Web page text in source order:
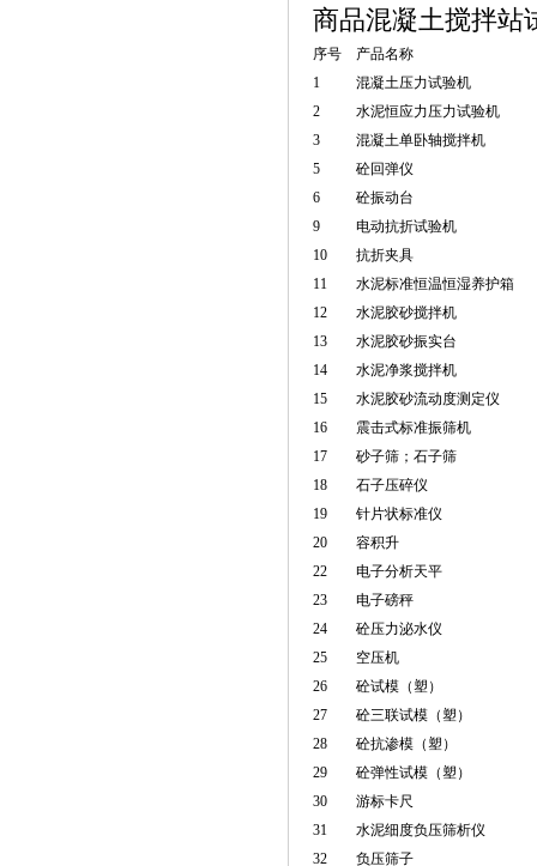
商品混凝土搅拌站
序号
产品名称
1
混凝土压力试验机
2
水泥恒应力压力试验机
3
混凝土单卧轴搅拌机
5
砼回弹仪
6
砼振动台
9
电动抗折试验机
10
抗折夹具
11
水泥标准恒温恒湿养护箱
12
水泥胶砂搅拌机
13
水泥胶砂振实台
14
水泥净浆搅拌机
15
水泥胶砂流动度测定仪
16
震击式标准振筛机
17
砂子筛；石子筛
18
石子压碎仪
19
针片状标准仪
20
容积升
22
电子分析天平
23
电子磅秤
24
砼压力泌水仪
25
空压机
26
砼试模（塑）
27
砼三联试模（塑）
28
砼抗渗模（塑）
29
砼弹性试模（塑）
30
游标卡尺
31
水泥细度负压筛析仪
32
负压筛子